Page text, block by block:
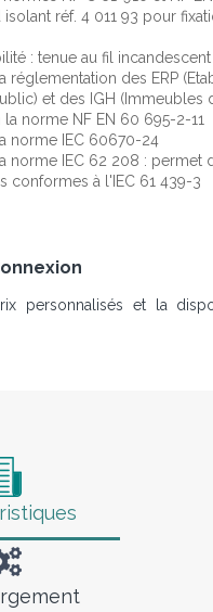
réf. 4 011 93 pour
: tenue au fil incandescent
réglementation des ERP
et des IGH (Immeubles
la norme NF EN 60 695-2-11
norme IEC 60670-24
norme IEC 62 208 : permet
conformes à l'IEC 61 439-3
personnalisés et la